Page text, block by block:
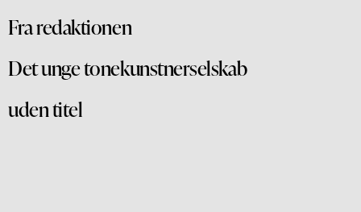
Fra redaktionen
Det unge tonekunstnerselskab
uden titel